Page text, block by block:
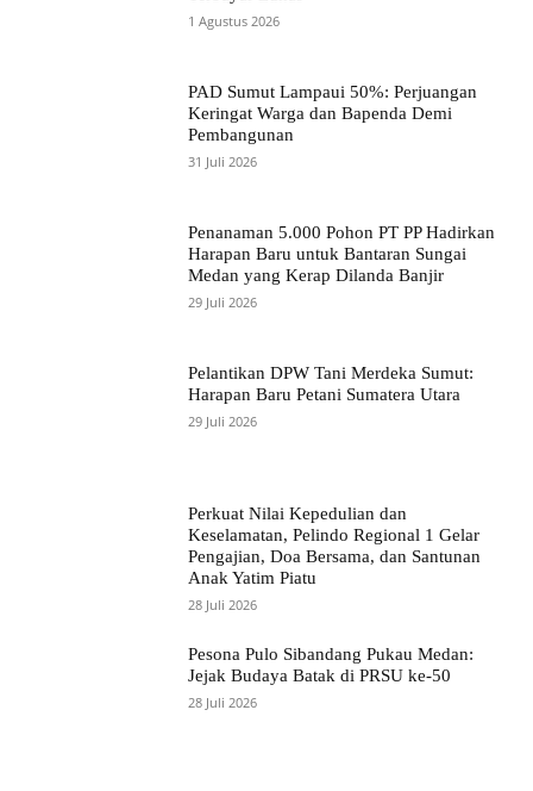
1 Agustus 2026
PAD Sumut Lampaui 50%: Perjuangan
Keringat Warga dan Bapenda Demi
Pembangunan
31 Juli 2026
Penanaman 5.000 Pohon PT PP Hadirkan
Harapan Baru untuk Bantaran Sungai
Medan yang Kerap Dilanda Banjir
29 Juli 2026
Pelantikan DPW Tani Merdeka Sumut:
Harapan Baru Petani Sumatera Utara
29 Juli 2026
Perkuat Nilai Kepedulian dan
Keselamatan, Pelindo Regional 1 Gelar
Pengajian, Doa Bersama, dan Santunan
Anak Yatim Piatu
28 Juli 2026
Pesona Pulo Sibandang Pukau Medan:
Jejak Budaya Batak di PRSU ke-50
28 Juli 2026